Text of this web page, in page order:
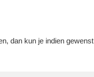
dan kun je indien